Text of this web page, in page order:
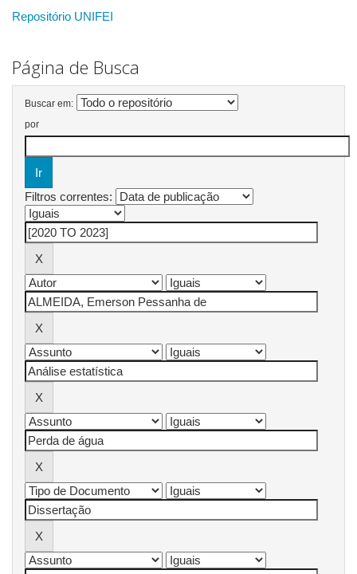
Repositório UNIFEI
Página de Busca
Buscar em:
por
Filtros correntes: